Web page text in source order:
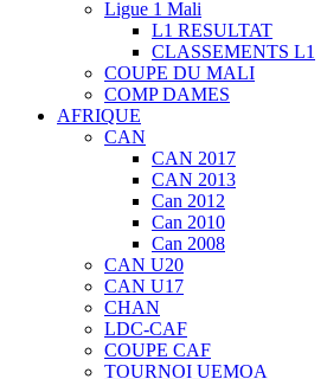
Ligue 1 Mali
L1 RESULTAT
CLASSEMENTS L1
COUPE DU MALI
COMP DAMES
AFRIQUE
CAN
CAN 2017
CAN 2013
Can 2012
Can 2010
Can 2008
CAN U20
CAN U17
CHAN
LDC-CAF
COUPE CAF
TOURNOI UEMOA